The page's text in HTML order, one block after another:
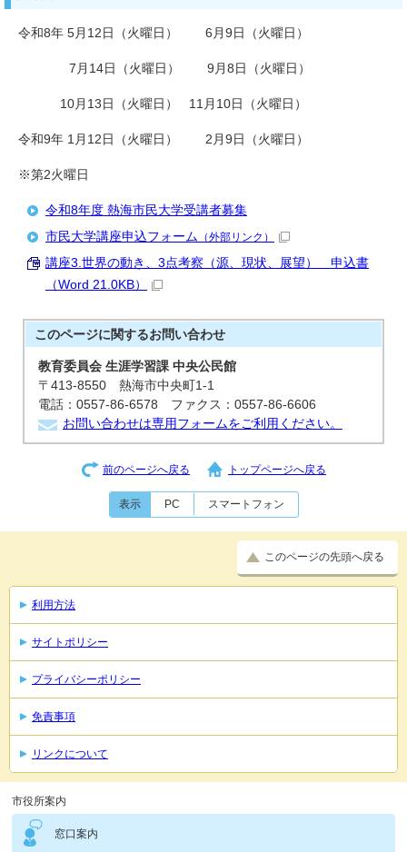
令和8年 5月12日（火曜日） 6月9日（火曜日）
7月14日（火曜日） 9月8日（火曜日）
10月13日（火曜日） 11月10日（火曜日）
令和9年 1月12日（火曜日） 2月9日（火曜日）
※第2火曜日
令和8年度 熱海市民大学受講者募集
市民大学講座申込フォーム （外部リンク）
講座3.世界の動き、3点考察（源、現状、展望） 申込書
（Word 21.0KB）
このページに関するお問い合わせ
教育委員会 生涯学習課 中央公民館
〒413-8550 熱海市中央町1-1
電話：0557-86-6578 ファクス：0557-86-6606
お問い合わせは専用フォームをご利用ください。
前のページへ戻る トップページへ戻る
表示 PC スマートフォン
このページの先頭へ戻る
利用方法
サイトポリシー
プライバシーポリシー
免責事項
リンクについて
市役所案内
窓口案内